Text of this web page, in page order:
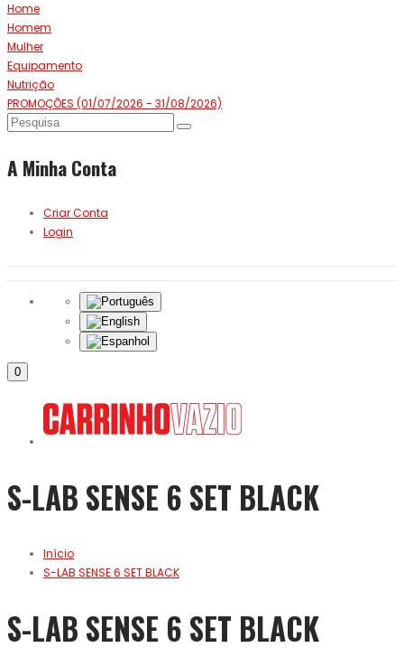
Home
Homem
Mulher
Equipamento
Nutrição
PROMOÇÕES (01/07/2026 - 31/08/2026)
A Minha Conta
Criar Conta
Login
0
S-LAB SENSE 6 SET BLACK
Início
S-LAB SENSE 6 SET BLACK
S-LAB SENSE 6 SET BLACK